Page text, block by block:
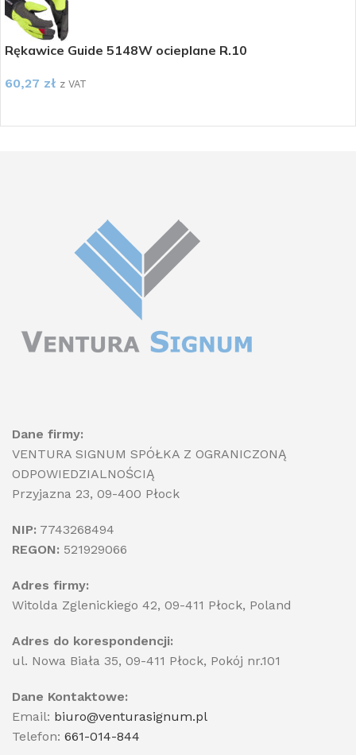
Rękawice Guide 5148W ocieplane R.10
60,27 zł z VAT
Dane firmy:
VENTURA SIGNUM SPÓŁKA Z OGRANICZONĄ
ODPOWIEDZIALNOŚCIĄ
Przyjazna 23, 09-400 Płock
NIP: 7743268494
REGON: 521929066
Adres firmy:
Witolda Zglenickiego 42, 09-411 Płock, Poland
Adres do korespondencji:
ul. Nowa Biała 35, 09-411 Płock, Pokój nr.101
Dane Kontaktowe:
Email: biuro@venturasignum.pl
Telefon: 661-014-844